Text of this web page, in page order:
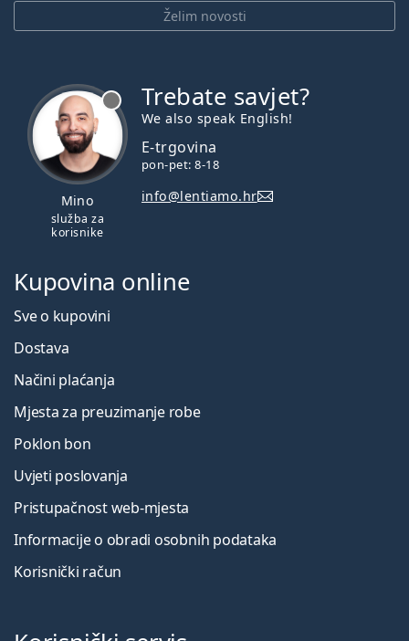
Želim novosti
Mino
služba za
korisnike
Trebate savjet?
We also speak English!
E-trgovina
pon-pet: 8-18
info@lentiamo.hr
Kupovina online
Sve o kupovini
Dostava
Načini plaćanja
Mjesta za preuzimanje robe
Poklon bon
Uvjeti poslovanja
Pristupačnost web-mjesta
Informacije o obradi osobnih podataka
Korisnički račun